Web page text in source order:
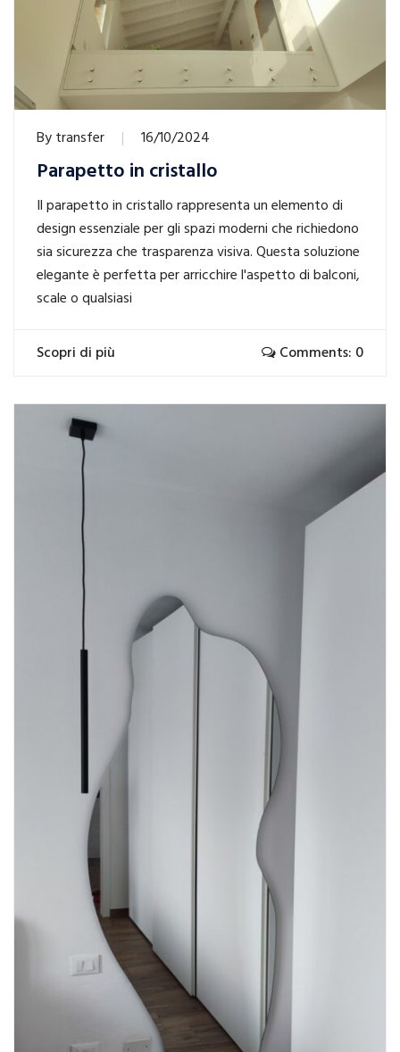
Bytransfer 16/10/2024
Parapetto in cristallo
Il parapetto in cristallo rappresenta un elemento di
design essenziale per gli spazi moderni che richiedono
sia sicurezza che trasparenza visiva. Questa soluzione
elegante è perfetta per arricchire l'aspetto di balconi,
scale o qualsiasi
Scopri di più Comments: 0